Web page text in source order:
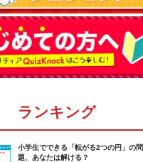
ランキング
小学生でできる「転がる2つの円」の問
題、あなたは解ける？